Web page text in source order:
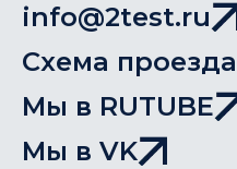
info@2test.ru
Схема проезда
Мы в RUTUBE
Мы в VK